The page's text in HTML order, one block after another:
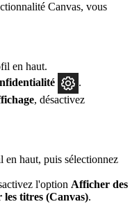
Canvas, vous
en haut.
.
, désactivez
haut, puis sélectionnez
l'option Afficher des
les titres (Canvas).